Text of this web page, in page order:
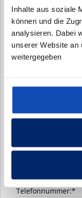
Inhalte aus soziale
können und die
analysieren. Dabei
unserer Website an
weitergegeben
- Tim Seck
Anrede:*
Telefonnummer:*